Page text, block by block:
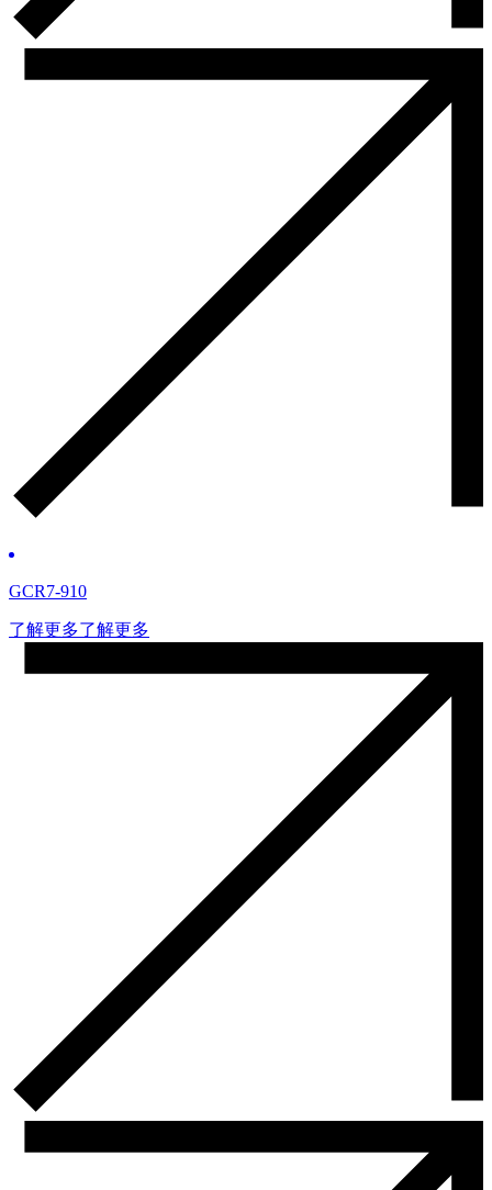
GCR7-910
了解更多了解更多